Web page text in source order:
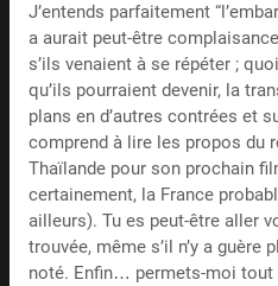
J’entends parfaitement
a aurait peut-être
s’ils venaient à se répéter ;
qu’ils pourraient devenir, la
plans en d’autres contrées et
comprend à lire les propos du
Thaïlande pour son prochain
certainement, la France
ailleurs). Tu es peut-être aller
trouvée, même s’il n’y a guère
noté. Enfin… permets-moi tout